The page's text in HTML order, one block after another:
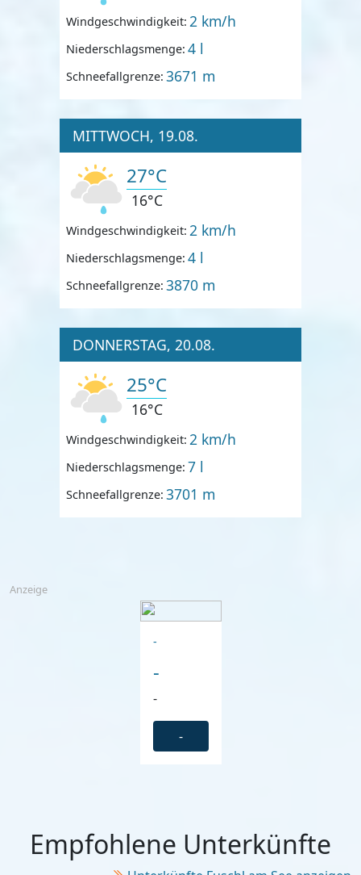
Windgeschwindigkeit: 2 km/h
Niederschlagsmenge: 4 l
Schneefallgrenze: 3671 m
MITTWOCH, 19.08.
27°C
16°C
Windgeschwindigkeit: 2 km/h
Niederschlagsmenge: 4 l
Schneefallgrenze: 3870 m
DONNERSTAG, 20.08.
25°C
16°C
Windgeschwindigkeit: 2 km/h
Niederschlagsmenge: 7 l
Schneefallgrenze: 3701 m
Anzeige
-
-
-
-
Empfohlene Unterkünfte